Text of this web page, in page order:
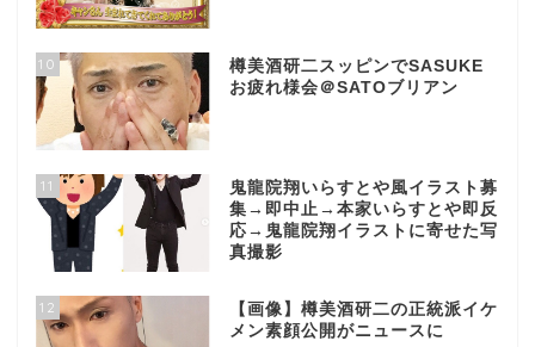
10
樽美酒研二スッピンでSASUKE
お疲れ様会＠SATOブリアン
11
鬼龍院翔いらすとや風イラスト募
集→即中止→本家いらすとや即反
応→鬼龍院翔イラストに寄せた写
真撮影
12
【画像】樽美酒研二の正統派イケ
メン素顔公開がニュースに